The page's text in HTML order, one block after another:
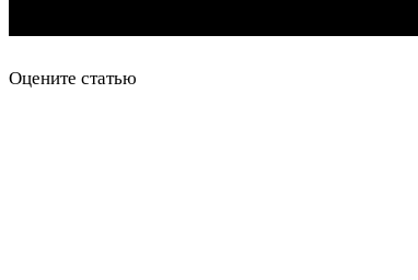
Оцените статью